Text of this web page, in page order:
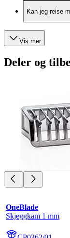
Kan jeg reise
Vis mer
Deler og
OneBlade
Skjeggkam 1 mm